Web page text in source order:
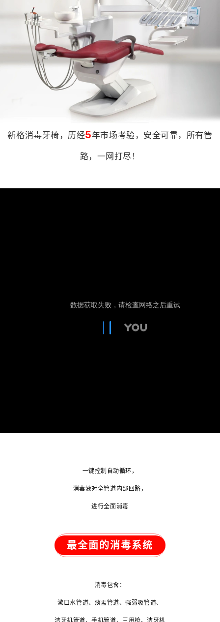
新格消毒牙椅，历经️5年市场考验，安全可靠，所有管
路，一网打尽！
一键控制自动循环，
消毒液对全管道内部回路，
进行全面消毒
最全面的消毒系统
消毒包含：
漱口水管道、痰盂管道、强弱吸管道、
洁牙机管道、手机管道、三用枪、洁牙机